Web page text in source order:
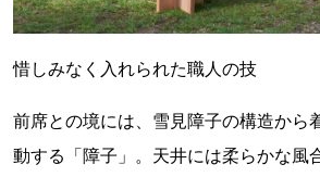
惜しみなく入れられた職人の技
前席との境には、雪見障子の構造から
動する「障子」。天井には柔らかな風